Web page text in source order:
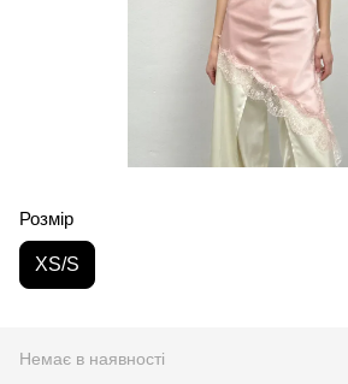
Розмір
XS/S
Немає в наявності